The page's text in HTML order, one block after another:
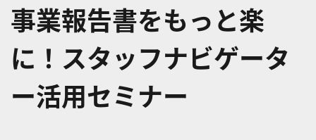
事業報告書をもっと楽
に！スタッフナビゲータ
ー活用セミナー